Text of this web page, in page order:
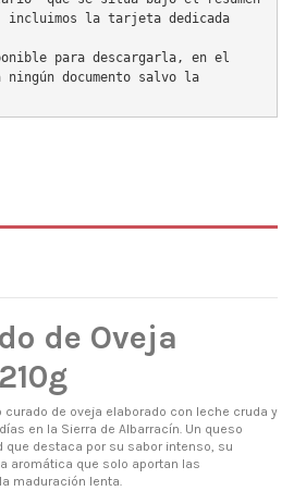
incluimos la tarjeta dedicada
para descargarla, en el
documento salvo la
de Oveja
de oveja elaborado con leche cruda y
en la Sierra de Albarracín. Un queso
que destaca por su sabor intenso, su
aromática que solo aportan las
maduración lenta.